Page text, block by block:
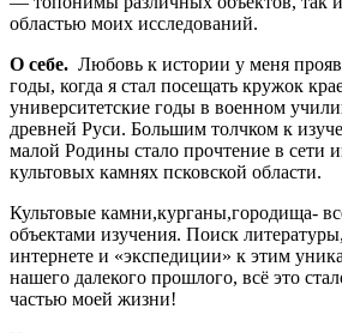
областью моих исследований.
О себе. Любовь к истории у меня
годы, когда я стал посещать кружок
университетские годы в военном
древней Руси. Большим толчком к
малой Родины стало прочтение в сети
культовых камнях псковской области.
Культовые камни,курганы,городища-
объектами изучения. Поиск
интернете и «экспедиции» к этим
нашего далекого прошлого, всё это
частью моей жизни!